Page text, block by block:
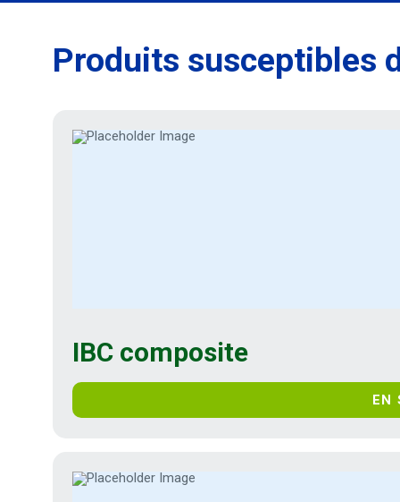
Produits susceptibles
IBC composite
EN